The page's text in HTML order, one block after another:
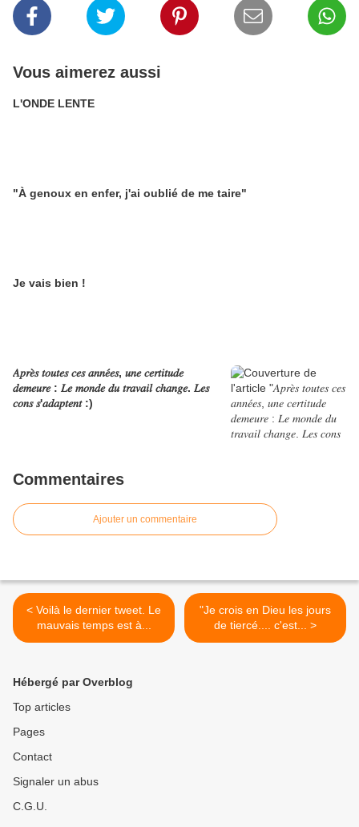
Vous aimerez aussi
L'ONDE LENTE
"À genoux en enfer, j'ai oublié de me taire"
Je vais bien !
𝐴𝑝𝑟𝑒̀𝑠 𝑡𝑜𝑢𝑡𝑒𝑠 𝑐𝑒𝑠 𝑎𝑛𝑛𝑒́𝑒𝑠, 𝑢𝑛𝑒 𝑐𝑒𝑟𝑡𝑖𝑡𝑢𝑑𝑒
𝑑𝑒𝑚𝑒𝑢𝑟𝑒 : 𝐿𝑒 𝑚𝑜𝑛𝑑𝑒 𝑑𝑢 𝑡𝑟𝑎𝑣𝑎𝑖𝑙 𝑐ℎ𝑎𝑛𝑔𝑒. 𝐿𝑒𝑠
𝑐𝑜𝑛𝑠 𝑠'𝑎𝑑𝑎𝑝𝑡𝑒𝑛𝑡 :)
Commentaires
Ajouter un commentaire
< Voilà le dernier tweet. Le
mauvais temps est à...
"Je crois en Dieu les jours
de tiercé.... c'est... >
Hébergé par Overblog
Top articles
Pages
Contact
Signaler un abus
C.G.U.